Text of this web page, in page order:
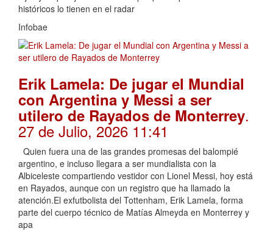
históricos lo tienen en el radar
Infobae
Erik Lamela: De jugar el Mundial
con Argentina y Messi a ser
utilero de Rayados de Monterrey.
27 de Julio, 2026 11:41
Quien fuera una de las grandes promesas del balompié
argentino, e incluso llegara a ser mundialista con la
Albiceleste compartiendo vestidor con Lionel Messi, hoy está
en Rayados, aunque con un registro que ha llamado la
atención.El exfutbolista del Tottenham, Erik Lamela, forma
parte del cuerpo técnico de Matías Almeyda en Monterrey y
apa